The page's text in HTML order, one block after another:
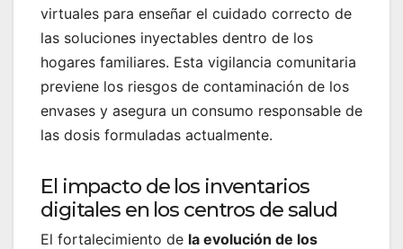
virtuales para enseñar el cuidado correcto de
las soluciones inyectables dentro de los
hogares familiares. Esta vigilancia comunitaria
previene los riesgos de contaminación de los
envases y asegura un consumo responsable de
las dosis formuladas actualmente.
El impacto de los inventarios
digitales en los centros de salud
El fortalecimiento de la evolución de los